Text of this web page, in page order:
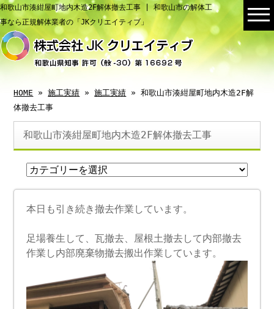
和歌山市湊紺屋町地内木造2F解体撤去工事 | 和歌山市の解体工
事なら正規解体業者の「JKクリエイティブ」
HOME »施工実績 »施工実績 » 和歌山市湊紺屋町地内木造2F解
体撤去工事
和歌山市湊紺屋町地内木造2F解体撤去工事
本日も引き続き撤去作業しています。
足場養生して、瓦撤去、屋根土撤去して内部撤去
作業し内部廃棄物撤去搬出作業しています。